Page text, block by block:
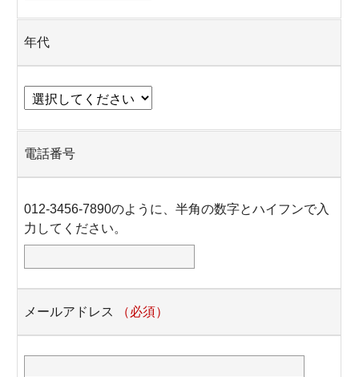
年代
電話番号
012-3456-7890のように、半角の数字とハイフンで入
力してください。
メールアドレス （必須）